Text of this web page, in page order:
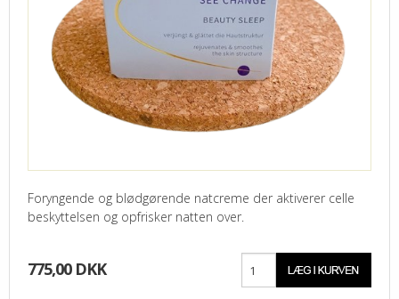
Foryngende og blødgørende natcreme der aktiverer celle
beskyttelsen og opfrisker natten over.
775,00 DKK